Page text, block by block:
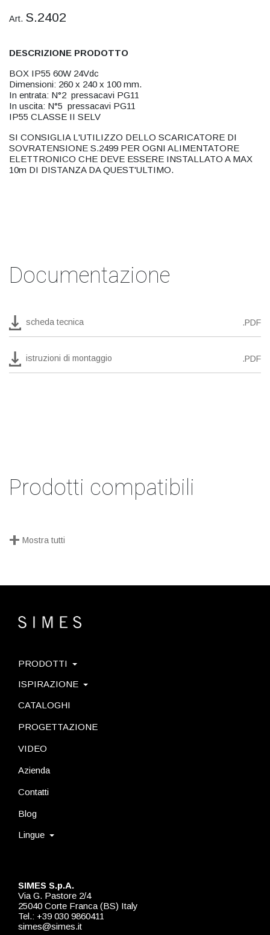
Art. S.2402
DESCRIZIONE PRODOTTO
BOX IP55 60W 24Vdc
Dimensioni: 260 x 240 x 100 mm.
In entrata: N°2 pressacavi PG11
In uscita: N°5 pressacavi PG11
IP55 CLASSE II SELV
SI CONSIGLIA L'UTILIZZO DELLO SCARICATORE DI
SOVRATENSIONE S.2499 PER OGNI ALIMENTATORE
ELETTRONICO CHE DEVE ESSERE INSTALLATO A MAX
10m DI DISTANZA DA QUEST'ULTIMO.
Documentazione
scheda tecnica .PDF
istruzioni di montaggio .PDF
Prodotti compatibili
+ Mostra tutti
SIMES S.p.A.
Via G. Pastore 2/4
25040 Corte Franca (BS) Italy
Tel.: +39 030 9860411
simes@simes.it
PRODOTTI
ISPIRAZIONE
CATALOGHI
PROGETTAZIONE
VIDEO
Azienda
Contatti
Blog
Lingue